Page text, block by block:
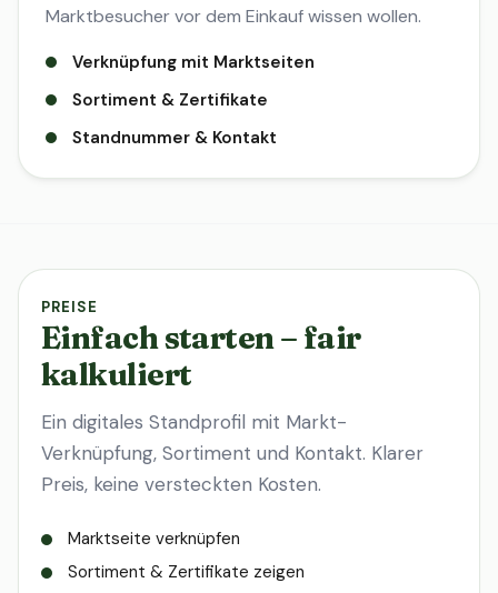
Marktbesucher vor dem Einkauf wissen wollen.
Verknüpfung mit Marktseiten
Sortiment & Zertifikate
Standnummer & Kontakt
PREISE
Einfach starten – fair
kalkuliert
Ein digitales Standprofil mit Markt-
Verknüpfung, Sortiment und Kontakt. Klarer
Preis, keine versteckten Kosten.
Marktseite verknüpfen
Sortiment & Zertifikate zeigen